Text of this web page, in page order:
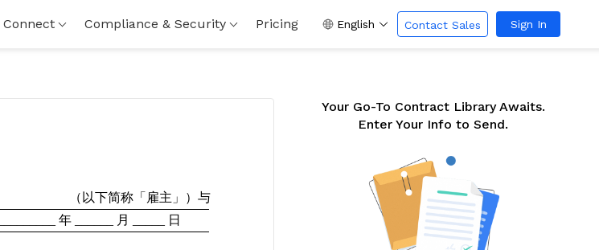
Connect Compliance & Security Pricing English Contact Sales Sign In
（ 以下简称「雇主」）与
年 ______ 月
日
Your Go-To Contract Library Awaits.
Enter Your Info to Send.